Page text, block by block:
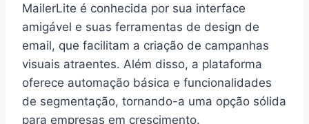
MailerLite é conhecida por sua interface
amigável e suas ferramentas de design de
email, que facilitam a criação de campanhas
visuais atraentes. Além disso, a plataforma
oferece automação básica e funcionalidades
de segmentação, tornando-a uma opção sólida
para empresas em crescimento.